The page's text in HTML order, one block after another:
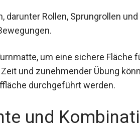
darunter Rollen, Sprungrollen
um eine sichere Fläche
und zunehmender Übung
durchgeführt werden.
und